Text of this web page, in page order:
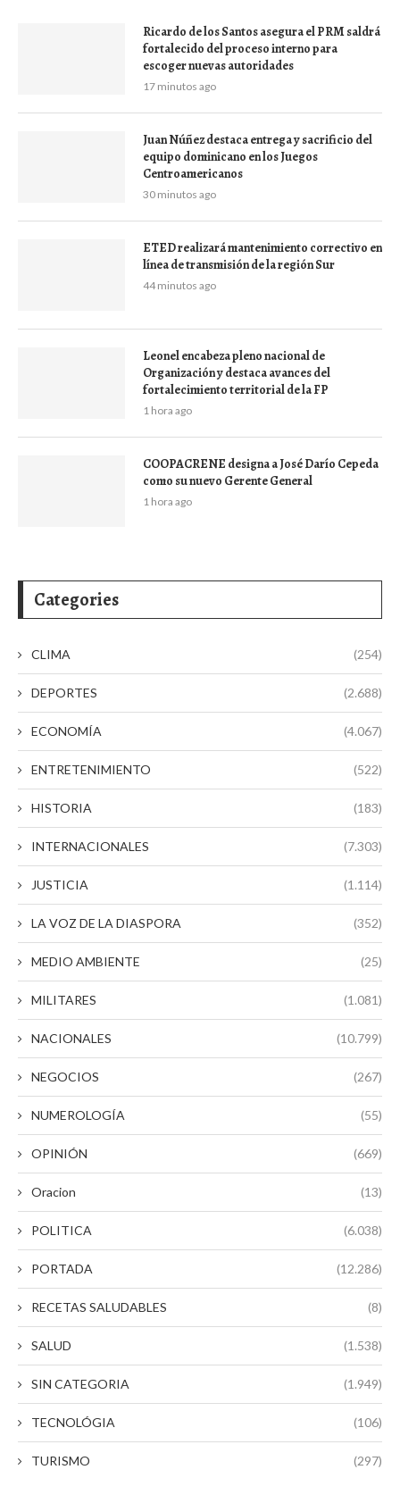
Ricardo de los Santos asegura el PRM saldrá
fortalecido del proceso interno para
escoger nuevas autoridades
17 minutos ago
Juan Núñez destaca entrega y sacrificio del
equipo dominicano en los Juegos
Centroamericanos
30 minutos ago
ETED realizará mantenimiento correctivo en
línea de transmisión de la región Sur
44 minutos ago
Leonel encabeza pleno nacional de
Organización y destaca avances del
fortalecimiento territorial de la FP
1 hora ago
COOPACRENE designa a José Darío Cepeda
como su nuevo Gerente General
1 hora ago
Categories
CLIMA (254)
DEPORTES (2.688)
ECONOMÍA (4.067)
ENTRETENIMIENTO (522)
HISTORIA (183)
INTERNACIONALES (7.303)
JUSTICIA (1.114)
LA VOZ DE LA DIASPORA (352)
MEDIO AMBIENTE (25)
MILITARES (1.081)
NACIONALES (10.799)
NEGOCIOS (267)
NUMEROLOGÍA (55)
OPINIÓN (669)
Oracion (13)
POLITICA (6.038)
PORTADA (12.286)
RECETAS SALUDABLES (8)
SALUD (1.538)
SIN CATEGORIA (1.949)
TECNOLÓGIA (106)
TURISMO (297)